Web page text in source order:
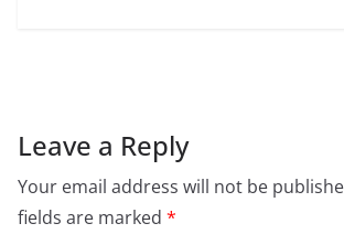
Leave a Reply
Your email address will not be
fields are marked *